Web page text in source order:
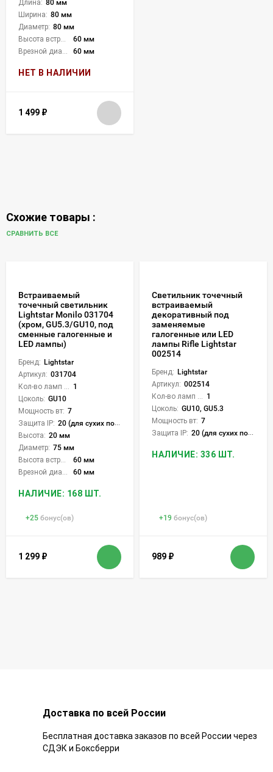
Длина: 80 мм
Ширина: 80 мм
Диаметр: 80 мм
60 мм
60 мм
НЕТ В НАЛИЧИИ
1 499 ₽
Схожие товары :
СРАВНИТЬ ВСЕ
Встраиваемый
точечный светильник
Lightstar Monilo 031704
(хром, GU5.3/GU10, под
сменные галогенные и
LED лампы)
Бренд: Lightstar
Артикул: 031704
1
Цоколь: GU10
Мощность вт: 7
Защита IP: 20 (для сухих пом.)
Высота: 20 мм
Диаметр: 75 мм
60 мм
60 мм
НАЛИЧИЕ: 168 ШТ.
+25 бонус(ов)
1 299 ₽
Светильник точечный
встраиваемый
декоративный под
заменяемые
галогенные или LED
лампы Rifle Lightstar
002514
Бренд: Lightstar
Артикул: 002514
1
Цоколь: GU10, GU5.3
Мощность вт: 7
Защита IP: 20 (для сухих пом.)
НАЛИЧИЕ: 336 ШТ.
+19 бонус(ов)
989 ₽
Доставка по всей России
Бесплатная доставка заказов по всей России через
СДЭК и Боксберри